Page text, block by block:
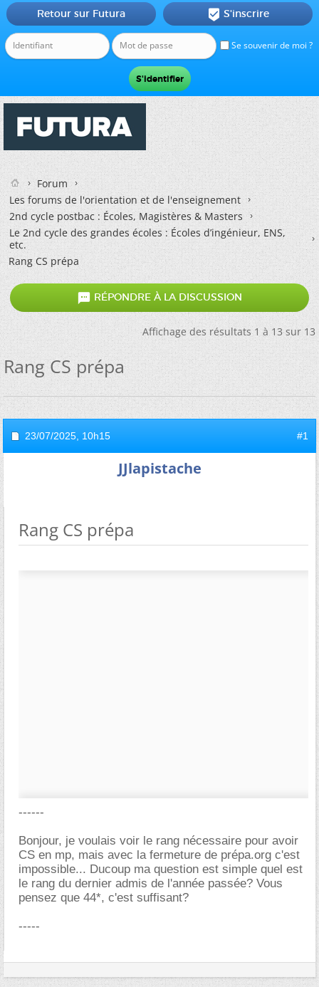
Se souvenir de moi ?
Retour sur Futura  S'inscrire
Forum
Les forums de l'orientation et de l'enseignement
2nd cycle postbac : Écoles, Magistères & Masters
Le 2nd cycle des grandes écoles : Écoles d’ingénieur, ENS,
etc.
Rang CS prépa
 RÉPONDRE À LA DISCUSSION
Affichage des résultats 1 à 13 sur 13
Rang CS prépa
23/07/2025, 10h15 #1
JJlapistache
Rang CS prépa
------
Bonjour, je voulais voir le rang nécessaire pour avoir
CS en mp, mais avec la fermeture de prépa.org c'est
impossible... Ducoup ma question est simple quel est
le rang du dernier admis de l'année passée? Vous
pensez que 44*, c'est suffisant?
-----